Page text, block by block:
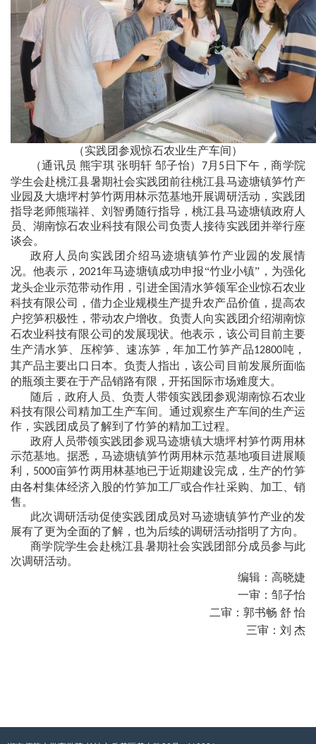
（实践团参观惊石农业生产车间）
（通讯员 熊宇琪 张明轩 邹子怡） 7月 5 日下午，商学院
学生会赴桃江县暑期社会实践团前往桃江县马迹塘镇笋竹产
业园及大塘坪村笋竹两用林示范基地开展调研活动，实践团
指导老师熊瑞祥、刘智勇随行指导，桃江县马迹塘镇政府人
员、湖南惊石农业科技有限公司负责人接待实践团并举行座
谈会。
政府人员向实践团介绍马迹塘镇笋竹产业园的发展情
况。他表示， 2021年马迹塘镇成功申报“竹业小镇”，为强化
龙头企业示范带动作用，引进全国清水笋领军企业惊石农业
科技有限公司，借力企业规模生产提升农产品价值，提高农
户挖笋积极性，带动农户增收。负责人向实践团介绍湖南惊
石农业科技有限公司的发展现状。他表示，该公司目前主要
生产清水笋、压榨笋、速冻笋，年加工竹笋产品12800吨，
其产品主要出口日本。负责人指出，该公司目前发展所面临
的瓶颈主要在于产品销路有限，开拓国际市场难度大。
随后，政府人员、负责人带领实践团参观湖南惊石农业
科技有限公司精加工生产车间 。通过观察生产车间的生产运
作，实践团成员了解到了竹笋的精加工过程。
政府人员带领实践团参观马迹塘镇大塘坪村笋竹两用林
示范基地。据悉，马迹塘镇笋竹两用林示范基地项目进展顺
利， 5000亩笋竹两用林基地已于近期建设完成，生产的竹笋
由各村集体经济入股的竹笋加工厂或合作社采购、加工、销
售。
此次调研活动促使实践团成员对马迹塘镇笋竹产业的发
展有了更为全面的了解，也为后续的调研活动指明了方向。
商学院学生会赴桃江县暑期社会实践团部分成员参与此
次调研活动。
编辑：高晓婕
一审：邹子怡
二审：郭书畅 舒 怡
三审：刘 杰